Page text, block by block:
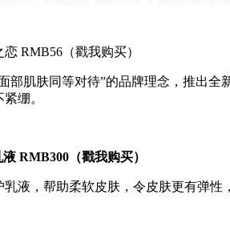
RMB56（戳我购买）
部肌肤同等对待”的品牌理念，推出
绷。
液 RMB300（戳我购买）
液，帮助柔软皮肤，令皮肤更有弹